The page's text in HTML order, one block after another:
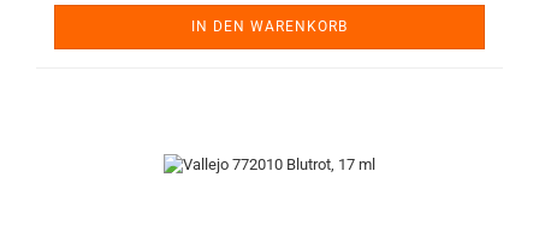
IN DEN WARENKORB